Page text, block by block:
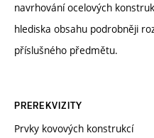
navrhování ocelových
hlediska obsahu podrobněji
příslušného předmětu.
PREREKVIZITY
Prvky kovových konstrukcí